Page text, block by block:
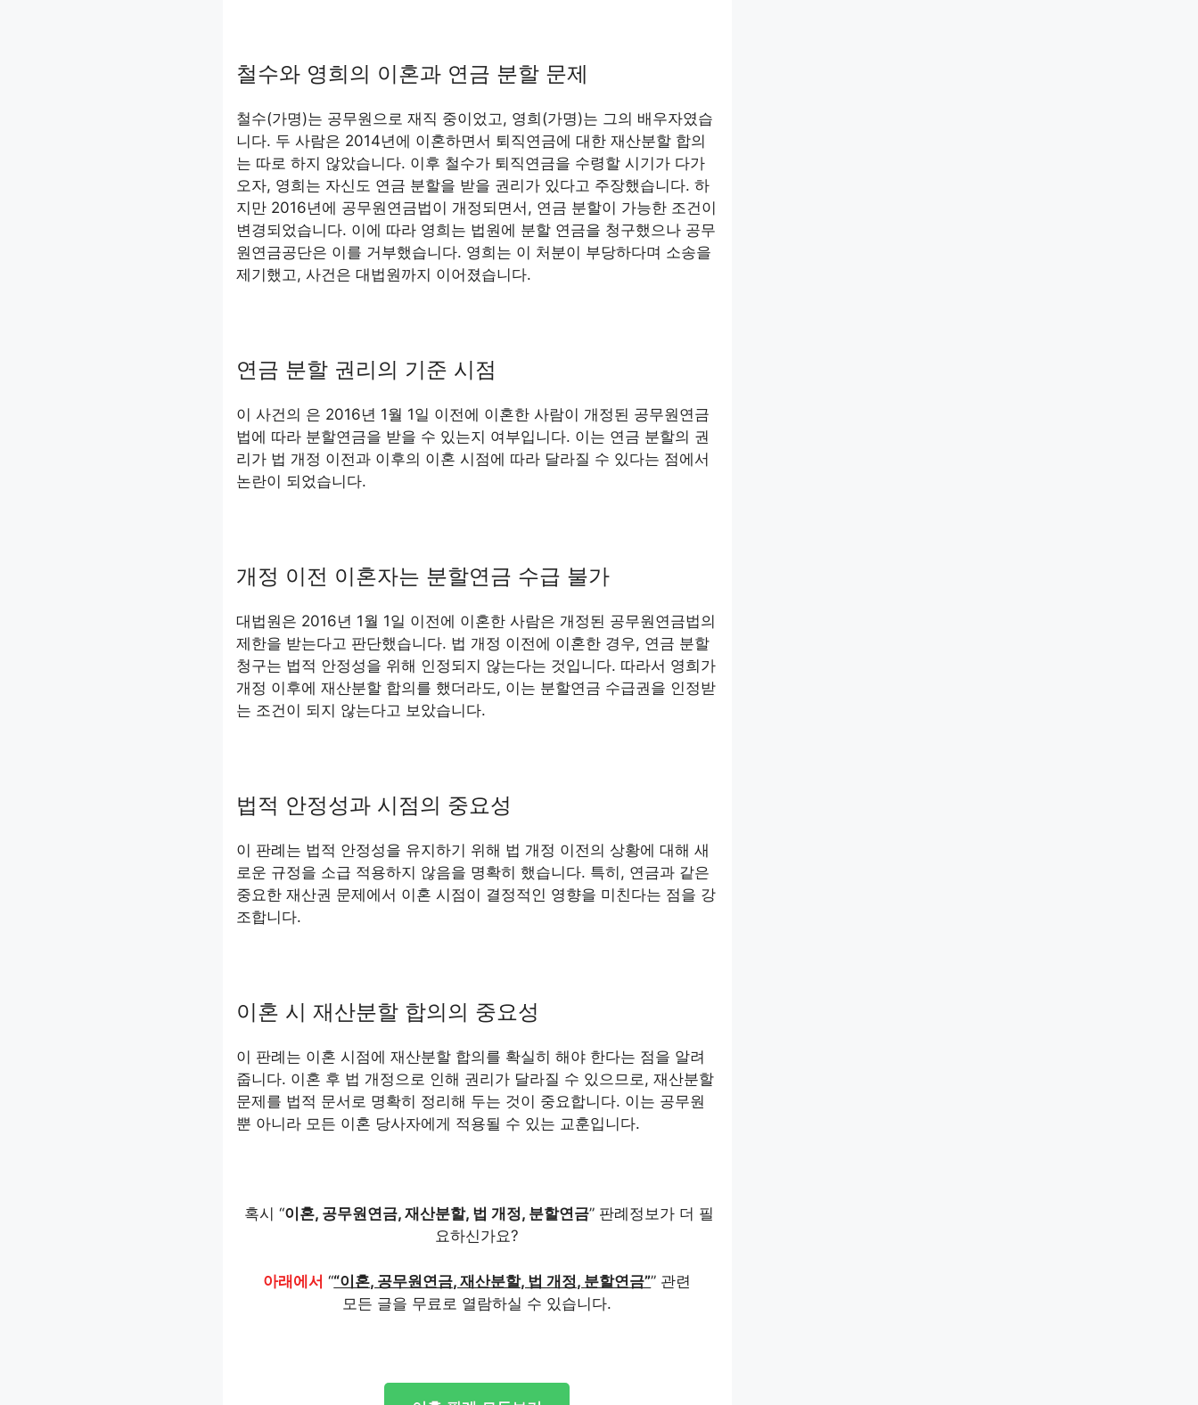
철수와 영희의 이혼과 연금 분할 문제
철수(가명)는 공무원으로 재직 중이었고, 영희(가명)는 그의 배우자였습
니다. 두 사람은 2014년에 이혼하면서 퇴직연금에 대한 재산분할 합의
는 따로 하지 않았습니다. 이후 철수가 퇴직연금을 수령할 시기가 다가
오자, 영희는 자신도 연금 분할을 받을 권리가 있다고 주장했습니다. 하
지만 2016년에 공무원연금법이 개정되면서, 연금 분할이 가능한 조건이
변경되었습니다. 이에 따라 영희는 법원에 분할 연금을 청구했으나 공무
원연금공단은 이를 거부했습니다. 영희는 이 처분이 부당하다며 소송을
제기했고, 사건은 대법원까지 이어졌습니다.
연금 분할 권리의 기준 시점
이 사건의 은 2016년 1월 1일 이전에 이혼한 사람이 개정된 공무원연금
법에 따라 분할연금을 받을 수 있는지 여부입니다. 이는 연금 분할의 권
리가 법 개정 이전과 이후의 이혼 시점에 따라 달라질 수 있다는 점에서
논란이 되었습니다.
개정 이전 이혼자는 분할연금 수급 불가
대법원은 2016년 1월 1일 이전에 이혼한 사람은 개정된 공무원연금법의
제한을 받는다고 판단했습니다. 법 개정 이전에 이혼한 경우, 연금 분할
청구는 법적 안정성을 위해 인정되지 않는다는 것입니다. 따라서 영희가
개정 이후에 재산분할 합의를 했더라도, 이는 분할연금 수급권을 인정받
는 조건이 되지 않는다고 보았습니다.
법적 안정성과 시점의 중요성
이 판례는 법적 안정성을 유지하기 위해 법 개정 이전의 상황에 대해 새
로운 규정을 소급 적용하지 않음을 명확히 했습니다. 특히, 연금과 같은
중요한 재산권 문제에서 이혼 시점이 결정적인 영향을 미친다는 점을 강
조합니다.
이혼 시 재산분할 합의의 중요성
이 판례는 이혼 시점에 재산분할 합의를 확실히 해야 한다는 점을 알려
줍니다. 이혼 후 법 개정으로 인해 권리가 달라질 수 있으므로, 재산분할
문제를 법적 문서로 명확히 정리해 두는 것이 중요합니다. 이는 공무원
뿐 아니라 모든 이혼 당사자에게 적용될 수 있는 교훈입니다.
혹시 “이혼, 공무원연금, 재산분할, 법 개정, 분할연금” 판례정보가 더 필
요하신가요?
아래에서 ““이혼, 공무원연금, 재산분할, 법 개정, 분할연금”” 관련
모든 글을 무료로 열람하실 수 있습니다.